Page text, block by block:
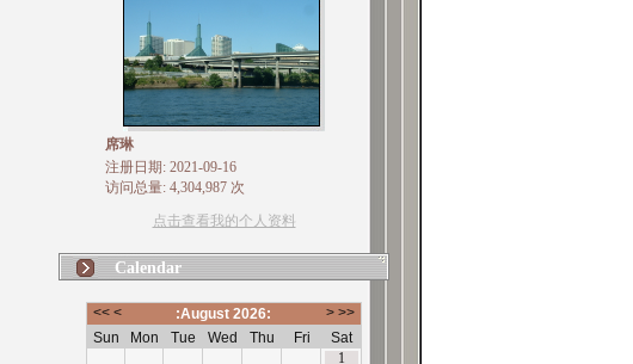
席琳
注册日期: 2021-09-16
访问总量: 4,304,987 次
点击查看我的个人资料
Calendar